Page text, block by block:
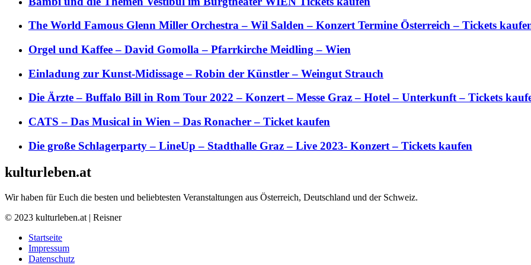
The World Famous Glenn Miller Orchestra – Wil Salden – Konzert Termine Österreich – Tickets
Orgel und Kaffee – David Gomolla – Pfarrkirche Meidling – Wien
Einladung zur Kunst-Midissage – Robin der Künstler – Weingut Strauch
Die Ärzte – Buffalo Bill in Rom Tour 2022 – Konzert – Messe Graz – Hotel – Unterkunft – Tickets
CATS – Das Musical in Wien – Das Ronacher – Ticket kaufen
Die große Schlagerparty – LineUp – Stadthalle Graz – Live 2023- Konzert – Tickets kaufen
kulturleben.at
Wir haben für Euch die besten und beliebtesten Veranstaltungen aus Österreich, Deutschland und der Schweiz.
© 2023 kulturleben.at | Reisner
Startseite
Impressum
Datenschutz